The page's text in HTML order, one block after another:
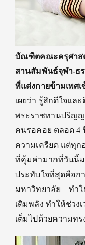
บัณฑิตคณะครุศาส
สานสัมพันธ์จุฬา-ธ
ที่แต่งกายข้ามเพศ
เผยว่า รู้สึกดีใจและ
พระราชทานปริญญ
คนรอคอย ตลอด 4
ความเครียด แต่ทุก
ที่คุ้มค่ามากที่วันนี้ม
ประทับใจที่สุดคือก
มหาวิทยาลัย
ทำใ
เติมพลัง ทำให้ช่วง
เต็มไปด้วยความท